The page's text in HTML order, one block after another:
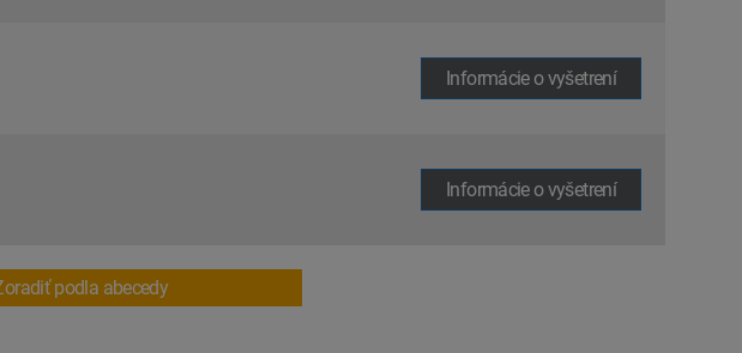
Informácie o vyšetrení
Informácie o vyšetrení
podla abecedy